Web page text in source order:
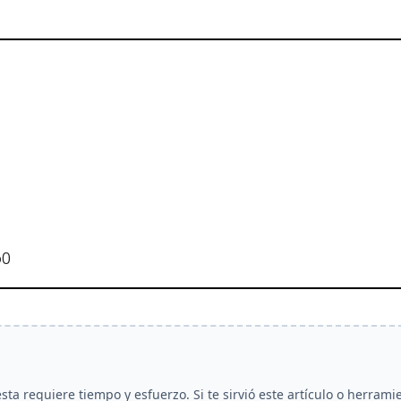
requiere tiempo y esfuerzo. Si te sirvió este artículo o